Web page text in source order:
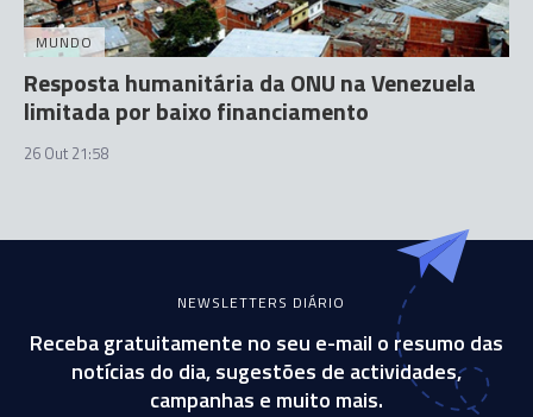
MUNDO
Resposta humanitária da ONU na Venezuela
limitada por baixo financiamento
26 Out 21:58
NEWSLETTERS DIÁRIO
Receba gratuitamente no seu e-mail o resumo das
notícias do dia, sugestões de actividades,
campanhas e muito mais.